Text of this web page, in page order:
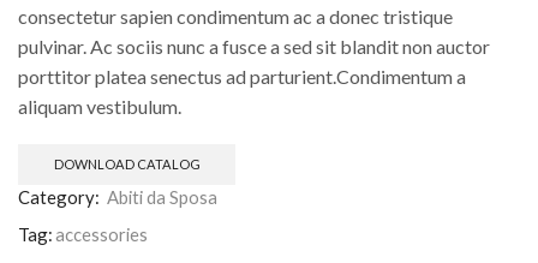
consectetur sapien condimentum ac a donec tristique
pulvinar. Ac sociis nunc a fusce a sed sit blandit non auctor
porttitor platea senectus ad parturient.Condimentum a
aliquam vestibulum.
DOWNLOAD CATALOG
Category: Abiti da Sposa
Tag:accessories